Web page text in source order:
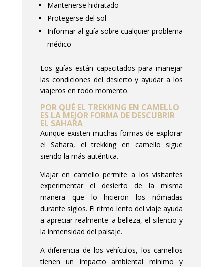
Mantenerse hidratado
Protegerse del sol
Informar al guía sobre cualquier problema
médico
Los guías están capacitados para manejar
las condiciones del desierto y ayudar a los
viajeros en todo momento.
POR QUÉ EL TREKKING EN CAMELLO
ES LA MEJOR FORMA DE DESCUBRIR
EL SAHARA
Aunque existen muchas formas de explorar
el Sahara, el trekking en camello sigue
siendo la más auténtica.
Viajar en camello permite a los visitantes
experimentar el desierto de la misma
manera que lo hicieron los nómadas
durante siglos. El ritmo lento del viaje ayuda
a apreciar realmente la belleza, el silencio y
la inmensidad del paisaje.
A diferencia de los vehículos, los camellos
tienen un impacto ambiental mínimo y